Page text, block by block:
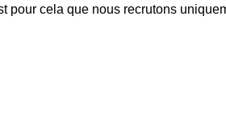
pour cela que nous recrutons